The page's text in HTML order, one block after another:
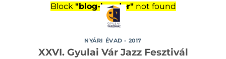
Block "blog-header"not found
NYÁRI ÉVAD - 2017
XXVI. Gyulai Vár Jazz Fesztivál